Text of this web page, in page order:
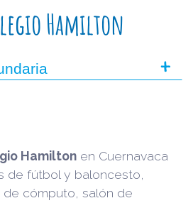
Hamilton
+
Hamilton en Cuernavaca
de fútbol y baloncesto,
cómputo, salón de